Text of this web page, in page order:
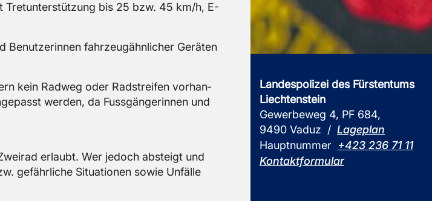
Tret­un­ter­stüt­zung bis 25 bzw. 45 km/h, E-
Be­nut­ze­rin­nen fahr­zeu­gähn­li­cher Ge­rä­ten
kein Rad­weg oder Rad­strei­fen vor­han­
wer­den, da Fuss­gän­ge­rin­nen und
er­laubt. Wer je­doch ab­steigt und
ge­fähr­li­che Si­tua­tio­nen sowie Un­fäl­le
Landespolizei des Fürstentums
Liechtenstein
Gewerbeweg 4, PF 684,
9490 Vaduz / Lageplan
Hauptnummer +423 236 71 11
Kontaktformular